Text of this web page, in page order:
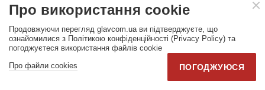
Сьогодні, 12:00
Операція «40 днів» для Путіна.
Підсумки і прогнози
Про використання cookie
Продовжуючи перегляд glavcom.ua ви підтверджуєте, що
ознайомилися з Політикою конфіденційності (Privacy Policy) та
погоджуєтеся використання файлів cookie
Про файли cookies
ПОГОДЖУЮСЯ